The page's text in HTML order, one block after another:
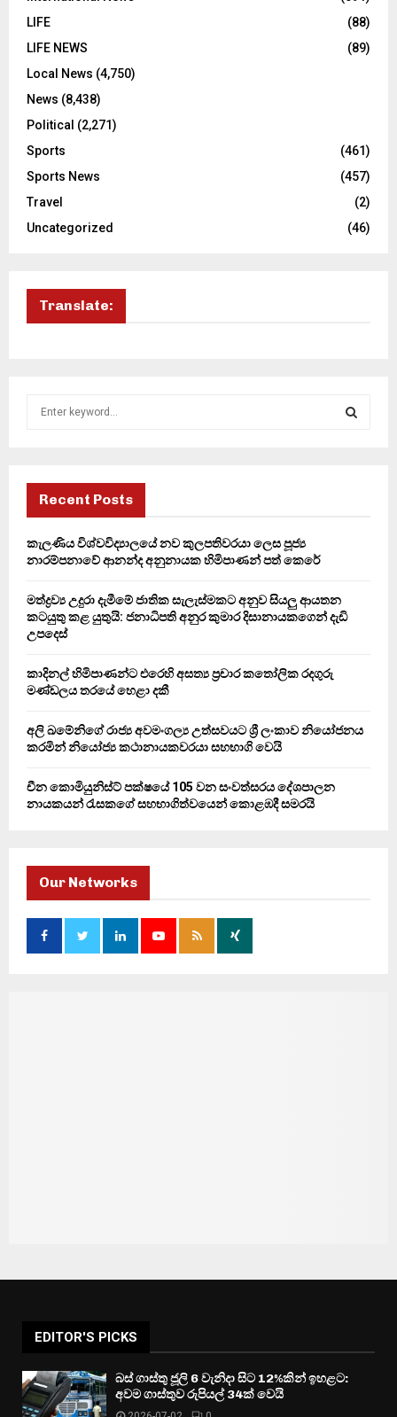
LIFE
(88)
LIFE NEWS
(89)
Local News (4,750)
News (8,438)
Political (2,271)
Sports
(461)
Sports News
(457)
Travel
(2)
Uncategorized
(46)
Translate:
f
r
H
Recent Posts
කැලණිය විශ්වවිද්‍යාලයේ නව කුලපතිවරයා ලෙස පූජ්‍ය
නාරම්පනාවේ ආනන්ද අනුනායක හිමිපාණන් පත් කෙරේ
මත්ද්‍රව්‍ය උදුරා දැමීමේ ජාතික සැලැස්මකට අනුව සියලු ආයතන
කටයුතු කළ යුතුයි: ජනාධිපති අනුර කුමාර දිසානායකගෙන් දැඩි
උපදෙස්
කාදිනල් හිමිපාණන්ට එරෙහි අසත්‍ය ප්‍රචාර කතෝලික රදගුරු
මණ්ඩලය තරයේ හෙළා දකී
අලි ඛමේනිගේ රාජ්‍ය අවමංගල්‍ය උත්සවයට ශ්‍රී ලංකාව නියෝජනය
කරමින් නියෝජ්‍ය කථානායකවරයා සහභාගි වෙයි
චීන කොමියුනිස්ට් පක්ෂයේ 105 වන සංවත්සරය දේශපාලන
නායකයන් රැසකගේ සහභාගිත්වයෙන් කොළඹදී සමරයි
Our Networks
EDITOR'S PICKS
බස් ගාස්තු ජූලි 6 වැනිදා සිට 12%කින් ඉහළට:
අවම ගාස්තුව රුපියල් 34ක් වෙයි